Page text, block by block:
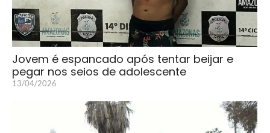
Jovem é espancado após tentar beijar e
pegar nos seios de adolescente
13/04/2026